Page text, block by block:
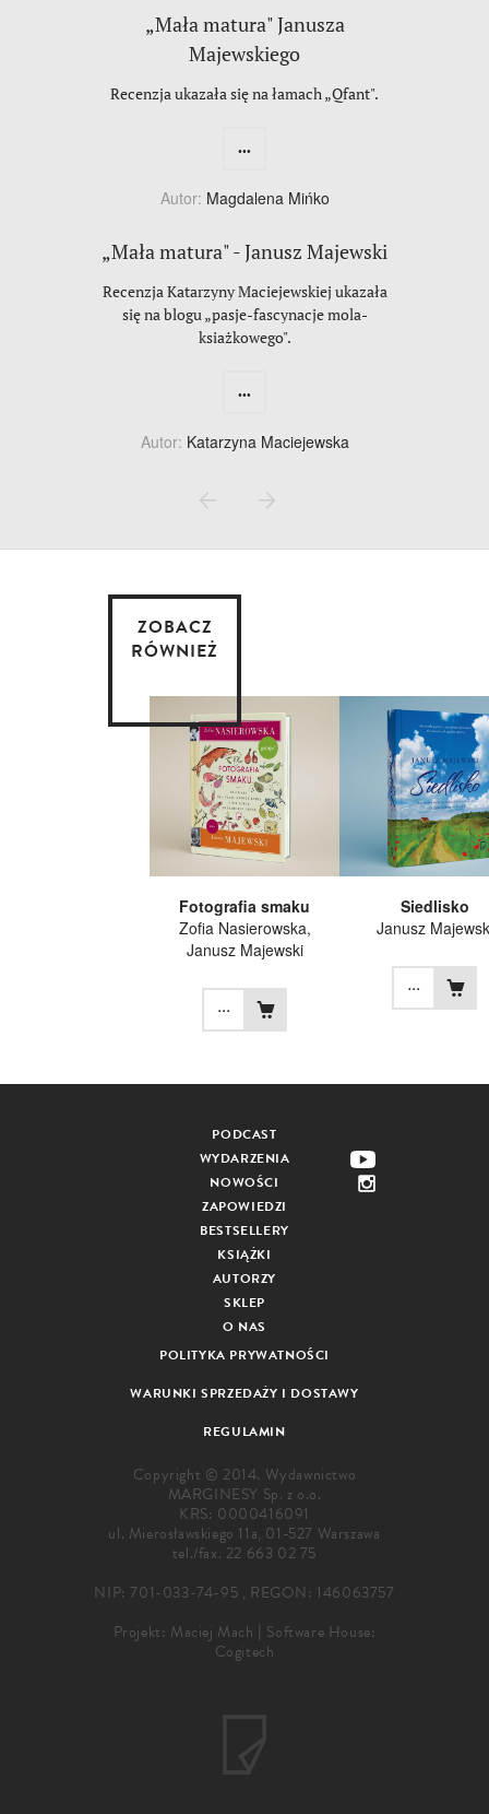
„Mała matura" Janusza
Majewskiego
Recenzja ukazała się na łamach „Qfant".
...
Autor: Magdalena Mińko
„Mała matura" - Janusz Majewski
Recenzja Katarzyny Maciejewskiej ukazała
się na blogu „pasje-fascynacje mola-
ksiażkowego".
...
Autor: Katarzyna Maciejewska
ZOBACZ
RÓWNIEŻ
Fotografia smaku
Zofia Nasierowska,
Janusz Majewski
...
Siedlisko
Janusz
...
PODCAST
WYDARZENIA
NOWOŚCI
ZAPOWIEDZI
BESTSELLERY
KSIĄŻKI
AUTORZY
SKLEP
O NAS
POLITYKA PRYWATNOŚCI
WARUNKI SPRZEDAŻY I DOSTAWY
REGULAMIN
Copyright © 2014. Wydawnictwo
MARGINESY Sp. z o.o.
KRS: 0000416091
ul. Mierosławskiego 11a, 01-527 Warszawa
tel./fax. 22 663 02 75
NIP: 701-033-74-95 , REGON: 146063757
Projekt: Maciej Mach | Software House:
Cogitech